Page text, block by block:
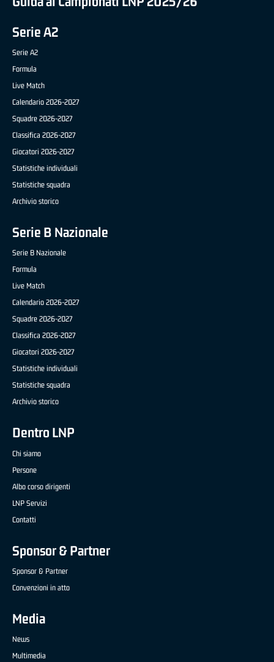
Serie A2
Serie A2
Formula
Live Match
Calendario 2026-2027
Squadre 2026-2027
Classifica 2026-2027
Giocatori 2026-2027
Statistiche individuali
Statistiche squadra
Archivio storico
Serie B Nazionale
Serie B Nazionale
Formula
Live Match
Calendario 2026-2027
Squadre 2026-2027
Classifica 2026-2027
Giocatori 2026-2027
Statistiche individuali
Statistiche squadra
Archivio storico
Dentro LNP
Chi siamo
Persone
Albo corso dirigenti
LNP Servizi
Contatti
Sponsor & Partner
Sponsor & Partner
Convenzioni in atto
Media
News
Multimedia